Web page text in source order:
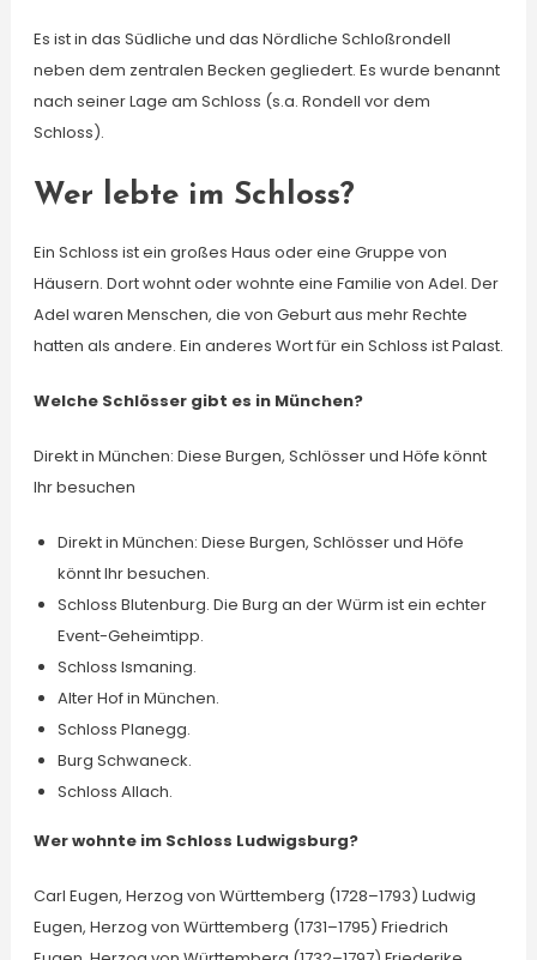
Es ist in das Südliche und das Nördliche Schloßrondell
neben dem zentralen Becken gegliedert. Es wurde benannt
nach seiner Lage am Schloss (s.a. Rondell vor dem
Schloss).
Wer lebte im Schloss?
Ein Schloss ist ein großes Haus oder eine Gruppe von
Häusern. Dort wohnt oder wohnte eine Familie von Adel. Der
Adel waren Menschen, die von Geburt aus mehr Rechte
hatten als andere. Ein anderes Wort für ein Schloss ist Palast.
Welche Schlösser gibt es in München?
Direkt in München: Diese Burgen, Schlösser und Höfe könnt
Ihr besuchen
Direkt in München: Diese Burgen, Schlösser und Höfe
könnt Ihr besuchen.
Schloss Blutenburg. Die Burg an der Würm ist ein echter
Event-Geheimtipp.
Schloss Ismaning.
Alter Hof in München.
Schloss Planegg.
Burg Schwaneck.
Schloss Allach.
Wer wohnte im Schloss Ludwigsburg?
Carl Eugen, Herzog von Württemberg (1728–1793) Ludwig
Eugen, Herzog von Württemberg (1731–1795) Friedrich